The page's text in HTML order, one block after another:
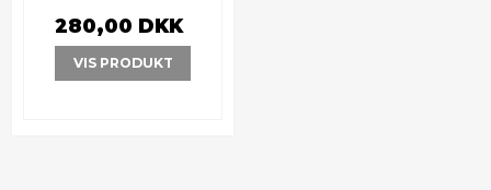
280,00 DKK
VIS PRODUKT